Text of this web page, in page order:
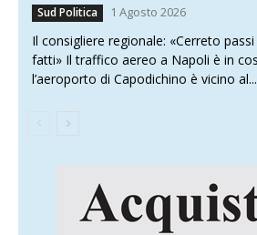
Sud Politica 1 Agosto 2026
Il consigliere regionale: «Cerreto
fatti» Il traffico aereo a Napoli è in
l’aeroporto di Capodichino è vicino al...